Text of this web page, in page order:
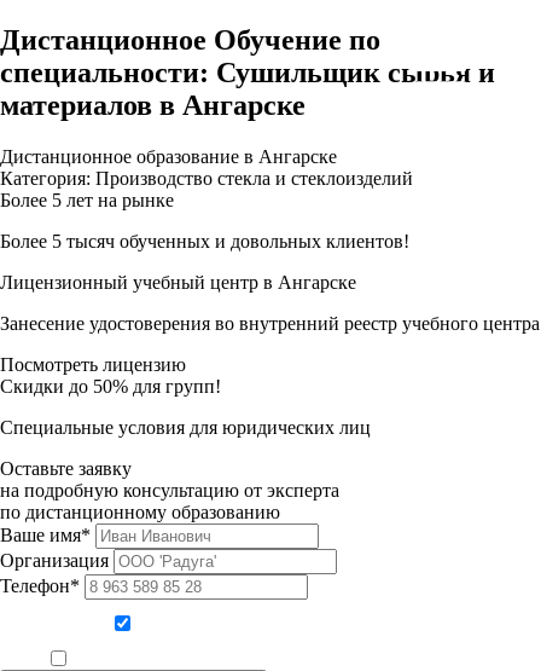
Дистанционное Обучение по
специальности: Сушильщик сырья и
материалов в Ангарске
Дистанционное образование в Ангарске
Категория: Производство стекла и стеклоизделий
Более 5 лет на рынке
Более 5 тысяч обученных и довольных клиентов!
Лицензионный учебный центр в Ангарске
Занесение удостоверения во внутренний реестр учебного центра
Посмотреть лицензию
Скидки до 50% для групп!
Специальные условия для юридических лиц
Оставьте заявку
на подробную консультацию от эксперта
по дистанционному образованию
Ваше имя*
Организация
Телефон*